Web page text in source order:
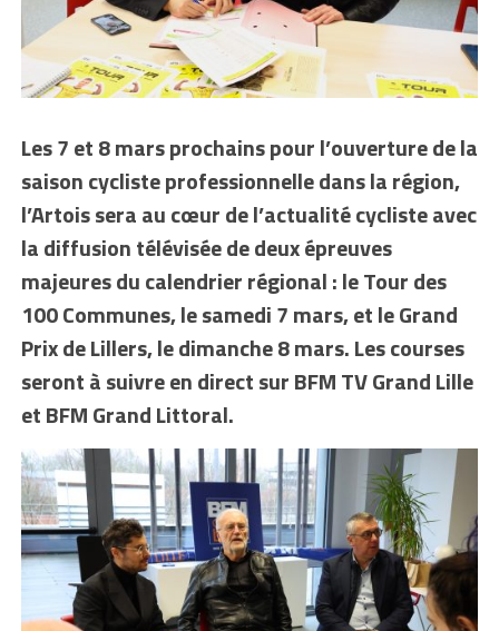
Les 7 et 8 mars prochains pour l’ouverture de la
saison cycliste professionnelle dans la région,
l’Artois sera au cœur de l’actualité cycliste avec
la diffusion télévisée de deux épreuves
majeures du calendrier régional : le Tour des
100 Communes, le samedi 7 mars, et le Grand
Prix de Lillers, le dimanche 8 mars. Les courses
seront à suivre en direct sur BFM TV Grand Lille
et BFM Grand Littoral.